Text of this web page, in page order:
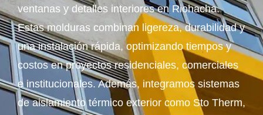
ventanas y detalles interiores en Riohacha.
Estas molduras combinan ligereza, durabilidad y
una instalación rápida, optimizando tiempos y
costos en proyectos residenciales, comerciales
e institucionales. Además, integramos sistemas
de aislamiento térmico exterior como Sto Therm,